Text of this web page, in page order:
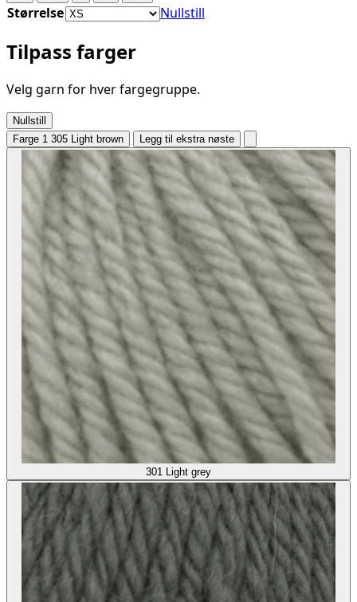
Størrelse Nullstill
Tilpass farger
Velg garn for hver fargegruppe.
Nullstill
Farge 1 305 Light brown Legg til ekstra nøste
301 Light grey